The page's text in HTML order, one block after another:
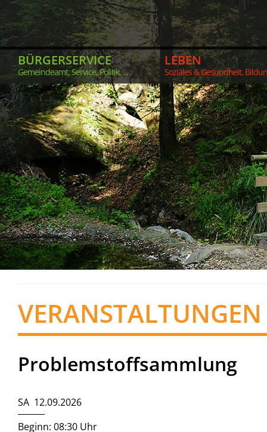
BÜRGERSERVICE
Gemeindeamt, Service, Politik, ...
LEBEN
Soziales & Gesundheit,
VERANSTALTUNGEN
Problemstoffsammlung
SA 12.09.2026
Beginn: 08:30 Uhr